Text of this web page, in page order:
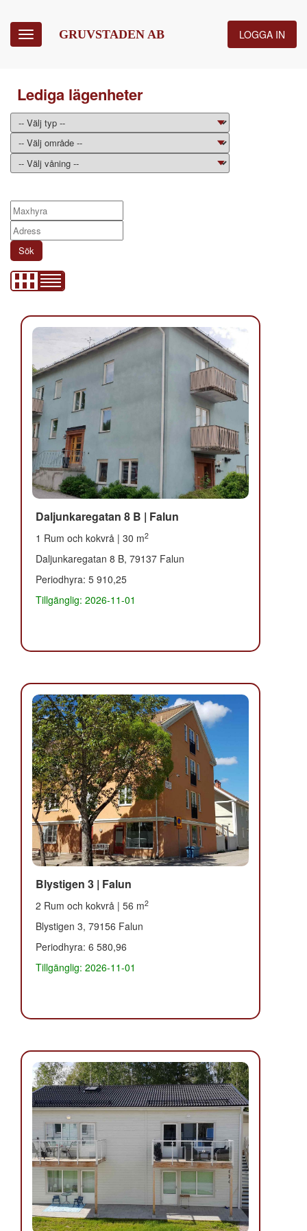
Toggle
navigation
GRUVSTADEN AB LOGGA IN
Lediga lägenheter
Daljunkaregatan 8 B | Falun
1 Rum och kokvrå | 30 m2
Daljunkaregatan 8 B, 79137 Falun
Periodhyra: 5 910,25
Tillgänglig: 2026-11-01
Blystigen 3 | Falun
2 Rum och kokvrå | 56 m2
Blystigen 3, 79156 Falun
Periodhyra: 6 580,96
Tillgänglig: 2026-11-01